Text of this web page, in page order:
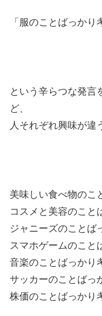
「服のことばっかり
という辛らつな発言
ど、
人それぞれ興味が違
美味しい食べ物のこ
コスメと美容のこと
ジャニーズのことば
スマホゲームのこと
音楽のことばっかり
サッカーのことばっ
株価のことばっかり